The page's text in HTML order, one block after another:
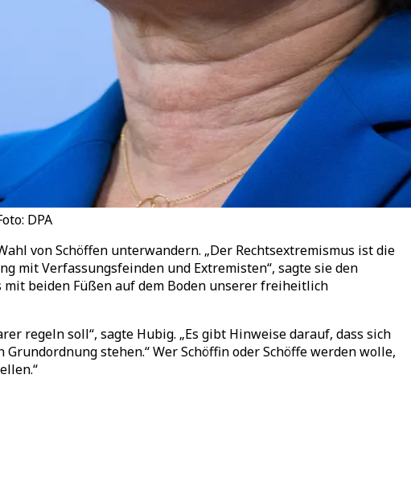
DPA
von Schöffen unterwandern. „Der Rechtsextremismus ist die
mit Verfassungsfeinden und Extremisten“, sagte sie den
mit beiden Füßen auf dem Boden unserer freiheitlich
regeln soll“, sagte Hubig. „Es gibt Hinweise darauf, dass sich
stehen.“ Wer Schöffin oder Schöffe werden wolle,